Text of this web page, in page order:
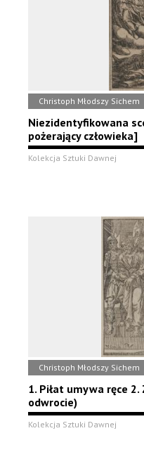
Christoph Młodszy Sichem
Niezidentyfikowana
pożerający człowieka]
Kolekcja Sztuki Dawnej
Christoph Młodszy Sichem
1. Piłat umywa ręce
odwrocie)
Kolekcja Sztuki Dawnej